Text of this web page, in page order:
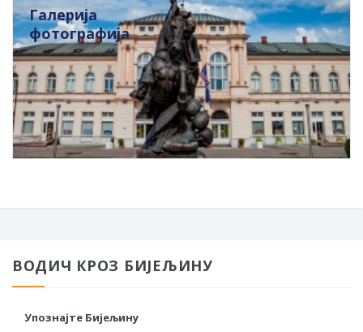
Галерија
фотографија
ВОДИЧ КРОЗ БИЈЕЉИНУ
Упознајте Бијељину